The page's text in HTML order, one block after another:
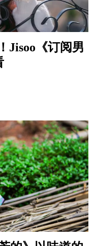
Jisoo《订阅男